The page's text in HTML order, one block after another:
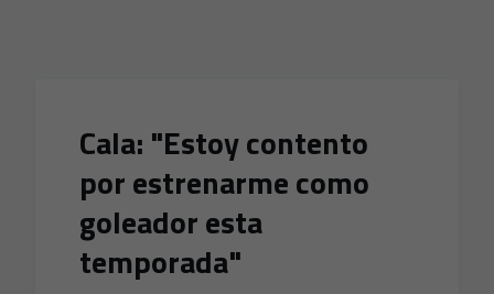
Cala: "Estoy contento
por estrenarme como
goleador esta
temporada"